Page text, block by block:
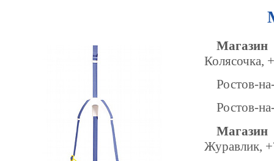
Колясочка,
Ростов-
Ростов-
Магазин
Журавлик,